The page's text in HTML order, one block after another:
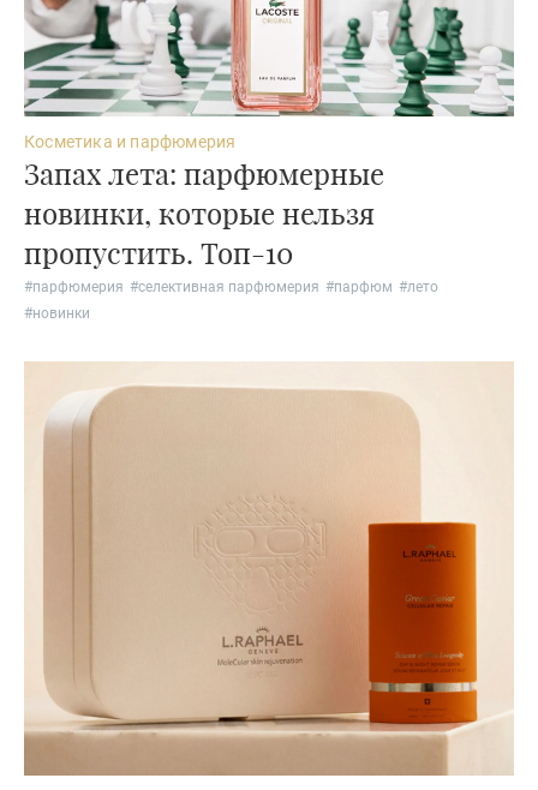
Косметика и парфюмерия
Запах лета: парфюмерные
новинки, которые нельзя
пропустить. Топ-10
#парфюмерия #селективная парфюмерия #парфюм #лето
#новинки